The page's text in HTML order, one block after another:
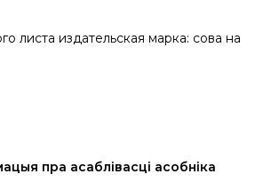
листа издательская марка: сова на
пра асаблівасці асобніка